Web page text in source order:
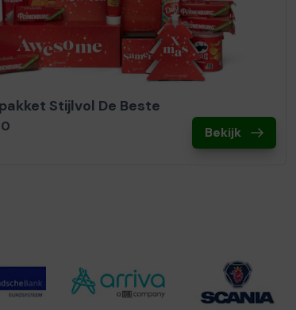
Stijlvol De Beste
Bekijk